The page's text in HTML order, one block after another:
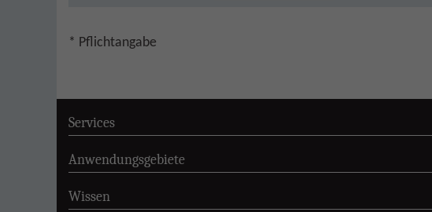
* Pflichtangabe
Services
Anwendungsgebiete
Wissen